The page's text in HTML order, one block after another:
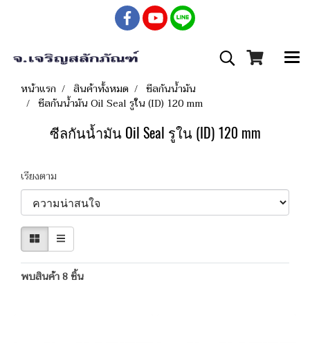
หน้าแรก สินค้าทั้งหมด
ซีลกันน้ำมัน
ซีลกันน้ำมัน Oil Seal รูใน (ID) 120 mm
ซีลกันน้ำมัน Oil Seal รูใน (ID) 120 mm
เรียงตาม
พบสินค้า 8 ชิ้น